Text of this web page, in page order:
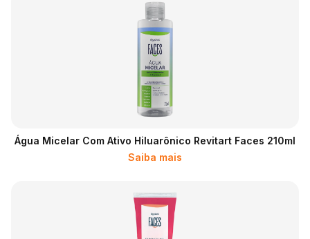
Água Micelar Com Ativo Hiluarônico Revitart Faces 210ml
Saiba mais